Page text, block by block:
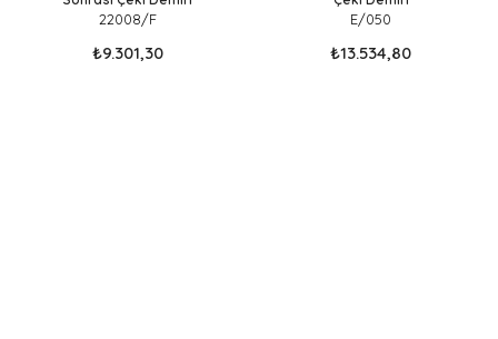
22008/F
₺9.301,30
E/050
₺13.534,80